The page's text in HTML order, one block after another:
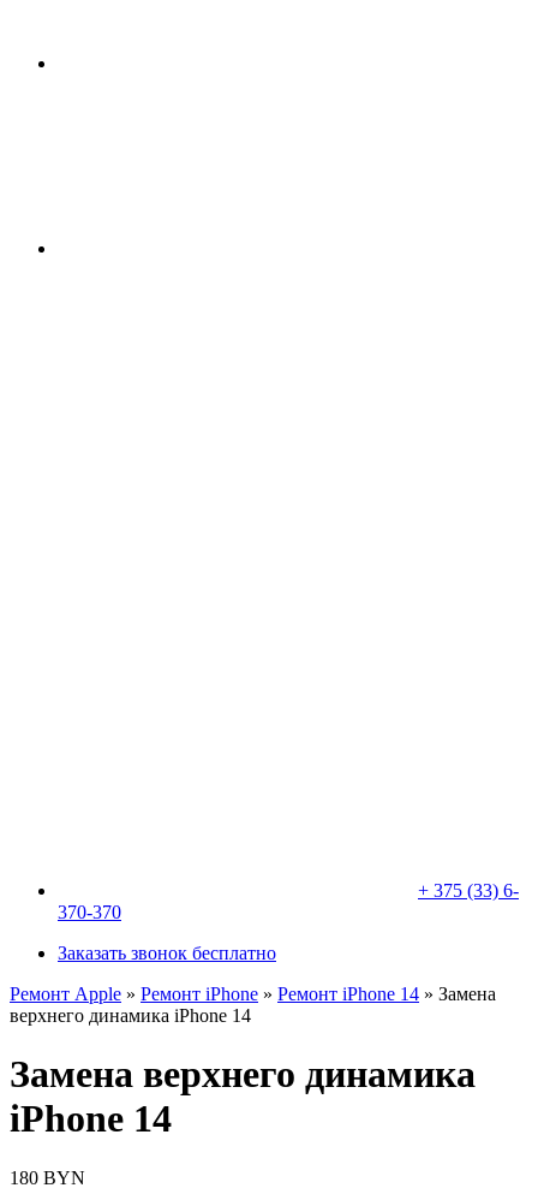
+ 375 (33) 6-
370-370
Заказать звонок бесплатно
Ремонт Apple » Ремонт iPhone » Ремонт iPhone 14 » Замена
верхнего динамика iPhone 14
Замена верхнего динамика
iPhone 14
180 BYN